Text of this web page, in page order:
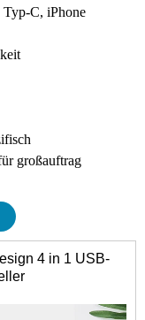
C, iPhone
großauftrag
4 in 1 USB-